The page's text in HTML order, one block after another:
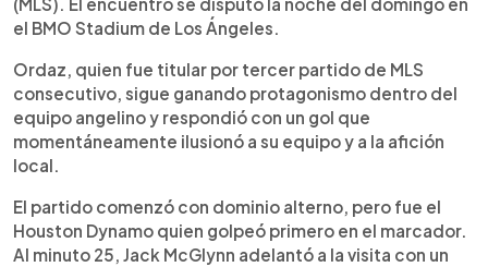
Sin embargo, el equipo angelino tuvo un segundo
tiempo para el olvido y terminó goleado. La
derrota llega tras la eliminación en semifinales de
la Concachampions, extendiendo una racha
negativa. Pese a ello, el LAFC se mantiene
tercero en el Oeste, mientras Ordaz suma su
segundo gol en la temporada.
el BMO Stadium de Los Ángeles.
Ordaz, quien fue titular por tercer partido de MLS
consecutivo, sigue ganando protagonismo dentro del
equipo angelino y respondió con un gol que
momentáneamente ilusionó a su equipo y a la afición
local.
El partido comenzó con dominio alterno, pero fue el
Houston Dynamo quien golpeó primero en el marcador.
Al minuto 25, Jack McGlynn adelantó a la visita con un